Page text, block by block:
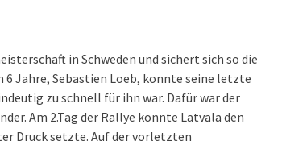
in Schweden und sichert sich so die
Jahre, Sebastien Loeb, konnte seine letzte
zu schnell für ihn war. Dafür war der
Am 2.Tag der Rallye konnte Latvala den
Druck setzte. Auf der vorletzten